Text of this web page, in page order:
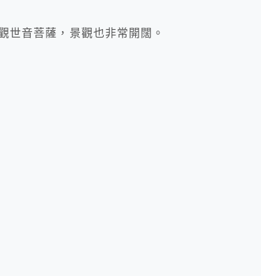
世音菩薩，景觀也非常開闊。